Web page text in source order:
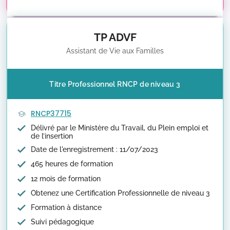
TP ADVF
Assistant de Vie aux Familles
Titre Professionnel RNCP de niveau 3
RNCP37715
Délivré par le Ministère du Travail, du Plein emploi et
de l’insertion
Date de l'enregistrement : 11/07/2023
465 heures de formation
12 mois de formation
Obtenez une Certification Professionnelle de niveau 3
Formation à distance
Suivi pédagogique